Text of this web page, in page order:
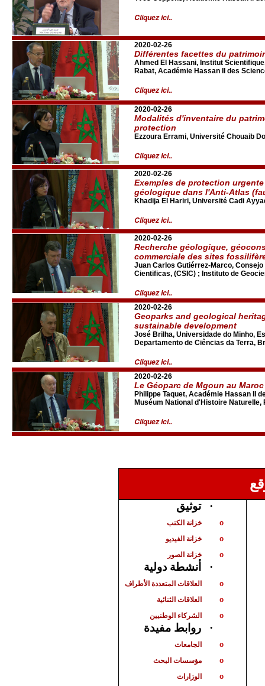
Cliquez ici..
2020-02-26
Différentes facettes du
Ahmed El Hassani, Institut
Rabat, Académie Hassan II des
Cliquez ici..
2020-02-26
Modalités d'inventaire du
protection
Ezzoura Errami, Université Chouaib
Cliquez ici..
2020-02-26
Exemples de protection
géologique dans l'Anti-Atlas
Khadija El Hariri, Université Cadi
Cliquez ici..
2020-02-26
Recherche géologique,
commerciale des sites
Juan Carlos Gutiérrez-Marco,
Cientificas, (CSIC) ; Instituto de
Cliquez ici..
2020-02-26
Geoparks and geological
sustainable development
José Brilha, Universidade do Minho,
Departamento de Ciências da Terra,
Cliquez ici..
2020-02-26
Le Géoparc de Mgoun au Maroc
Philippe Taquet, Académie Hassan II
Muséum National d'Histoire Naturelle,
Cliquez ici..
· توثيق
o خزانة الكتب
o خزانة الفيديو
o خزانة الصور
· أنشطة دولية
o العلاقات المتعددة الأطراف
o العلاقات الثنائية
o الشركاء الوطنيين
· روابط مفيدة
o الجامعات
o مؤسسات البحث
o الوزارات